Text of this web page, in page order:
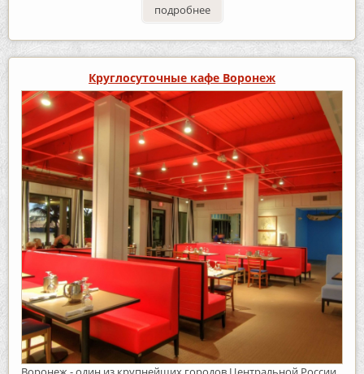
подробнее
Круглосуточные кафе Воронеж